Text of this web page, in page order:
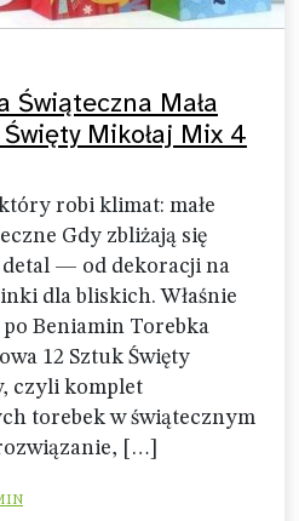
Świąteczna Mała
Mikołaj Mix 4
robi klimat: małe
Gdy zbliżają się
detal — od dekoracji na
dla bliskich. Właśnie
Beniamin Torebka
12 Sztuk Święty
czyli komplet
torebek w świątecznym
[…]